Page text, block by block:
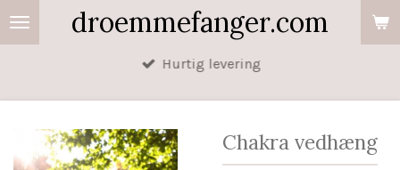
Spring
til
droemmefanger.com
Hurtig levering
Chakra vedhæng